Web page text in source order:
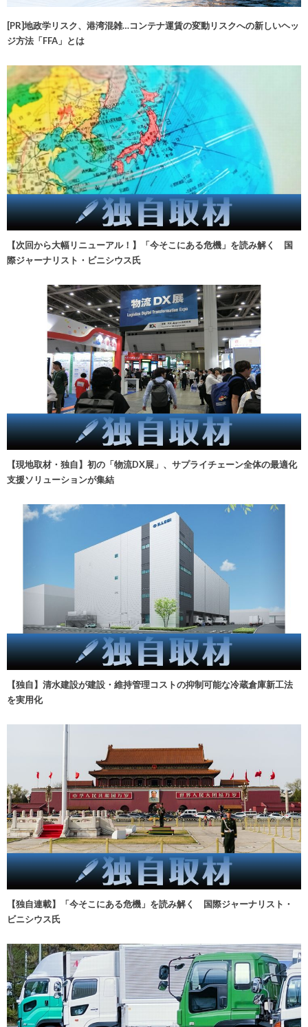
[PR]地政学リスク、港湾混雑…コンテナ運賃の変動リスクへの新しいヘッ
ジ方法「FFA」とは
【次回から大幅リニューアル！】「今そこにある危機」を読み解く 国
際ジャーナリスト・ビニシウス氏
【現地取材・独自】初の「物流DX展」、サプライチェーン全体の最適化
支援ソリューションが集結
【独自】清水建設が建設・維持管理コストの抑制可能な冷蔵倉庫新工法
を実用化
【独自連載】「今そこにある危機」を読み解く 国際ジャーナリスト・
ビニシウス氏